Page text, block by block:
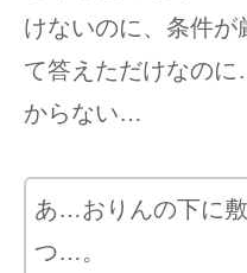
けないのに、条件が
て答えただけなの
からない…
あ…おりんの下に
つ…。